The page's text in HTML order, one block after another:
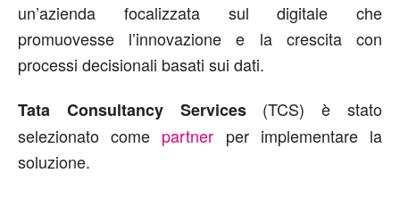
un’azienda focalizzata sul digitale che
promuovesse l’innovazione e la crescita con
processi decisionali basati sui dati.
Tata Consultancy Services(TCS) è stato
selezionato come partner per implementare la
soluzione.